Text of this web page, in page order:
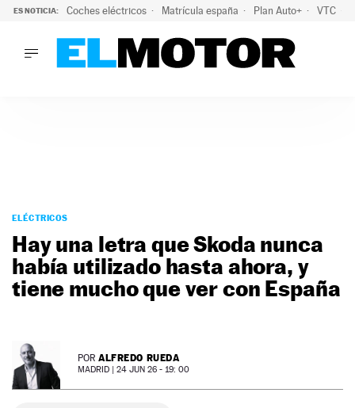
ES NOTICIA: Coches eléctricos Matrícula españa Plan Auto+ VTC
PODCAST
MOTOS
TECNOLOGÍA
SUPERCOCHES
SERVICIOS
NEWSLETTER
ELÉCTRICOS
Hay una letra que Skoda nunca
había utilizado hasta ahora, y
tiene mucho que ver con España
POR ALFREDO RUEDA
MADRID | 24 JUN 26 - 19: 00